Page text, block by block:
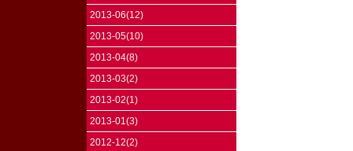
2013-06(12)
2013-05(10)
2013-04(8)
2013-03(2)
2013-02(1)
2013-01(3)
2012-12(2)